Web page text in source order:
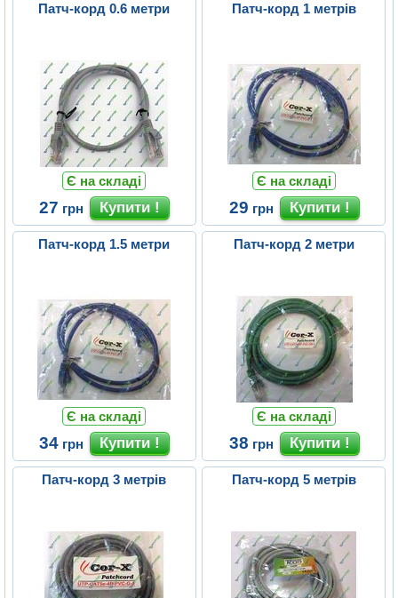
Патч-корд 0.6 метри
Є на складі
27 грн
Патч-корд 1 метрів
Є на складі
29 грн
Патч-корд 1.5 метри
Є на складі
34 грн
Патч-корд 2 метри
Є на складі
38 грн
Патч-корд 3 метрів Патч-корд 5 метрів